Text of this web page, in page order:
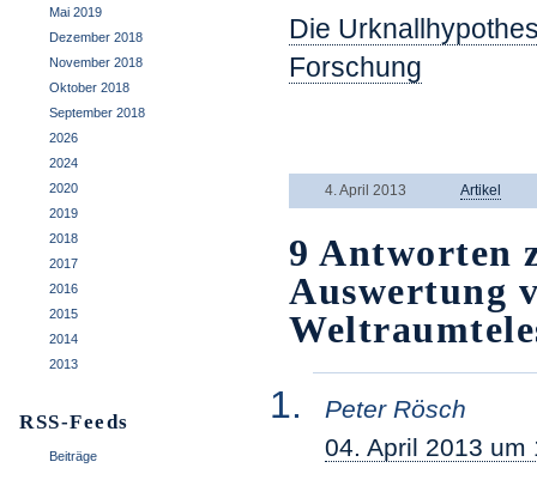
Mai 2019
Dezember 2018
November 2018
Oktober 2018
September 2018
2026
2024
2020
2019
2018
2017
2016
2015
2014
2013
RSS-Feeds
Beiträge
Die
Forschung
4. April 2013 Artikel
9 Antworten
Auswertung
Peter Rösch
04. April 2013 um